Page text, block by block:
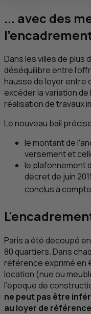
... avec des
Dans les villes de plus
déséquilibre entre
hausse de loyer entre
excéder la variation
réalisation de travaux
Le nouveau bail
le montant de
versement et
le plafonnement
décret de juin
conclus à
Paris a été découpé
80 quartiers. Dans
référence exprimé en
location (nue ou
l’époque de
ne peut pas être
au loyer de